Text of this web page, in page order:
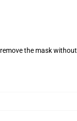
the mask without